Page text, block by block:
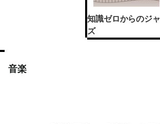
知識ゼロからのジャ
ズ
音楽